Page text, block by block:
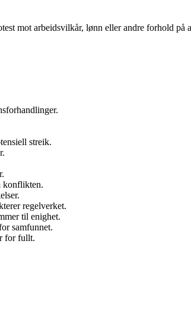
mot arbeidsvilkår, lønn eller andre forhold på
streik.
konflikten.
regelverket.
til enighet.
samfunnet.
for fullt.